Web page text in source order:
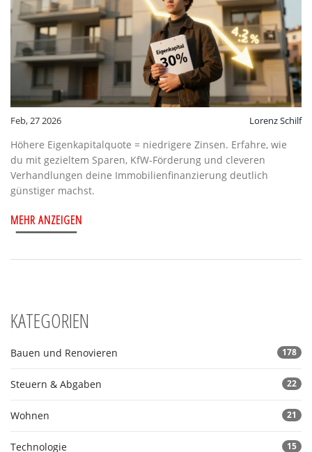
Feb, 27 2026 Lorenz Schilf
Höhere Eigenkapitalquote = niedrigere Zinsen. Erfahre, wie
du mit gezieltem Sparen, KfW-Förderung und cleveren
Verhandlungen deine Immobilienfinanzierung deutlich
günstiger machst.
MEHR ANZEIGEN
KATEGORIEN
Bauen und Renovieren 178
Steuern & Abgaben 22
Wohnen 21
Technologie 15